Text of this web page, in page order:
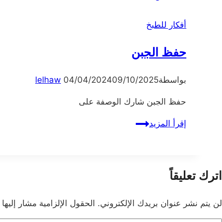
أفكار للطبخ
حفظ الجبن
بواسطة lelhaw 04/04/202409/10/2025
حفظ الجبن شارك الوصفة على
إقرأ المزيدحفظ
اترك تعليقاً
لن يتم نشر عنوان بريدك الإلكتروني. الحقول الإلزامية مشار